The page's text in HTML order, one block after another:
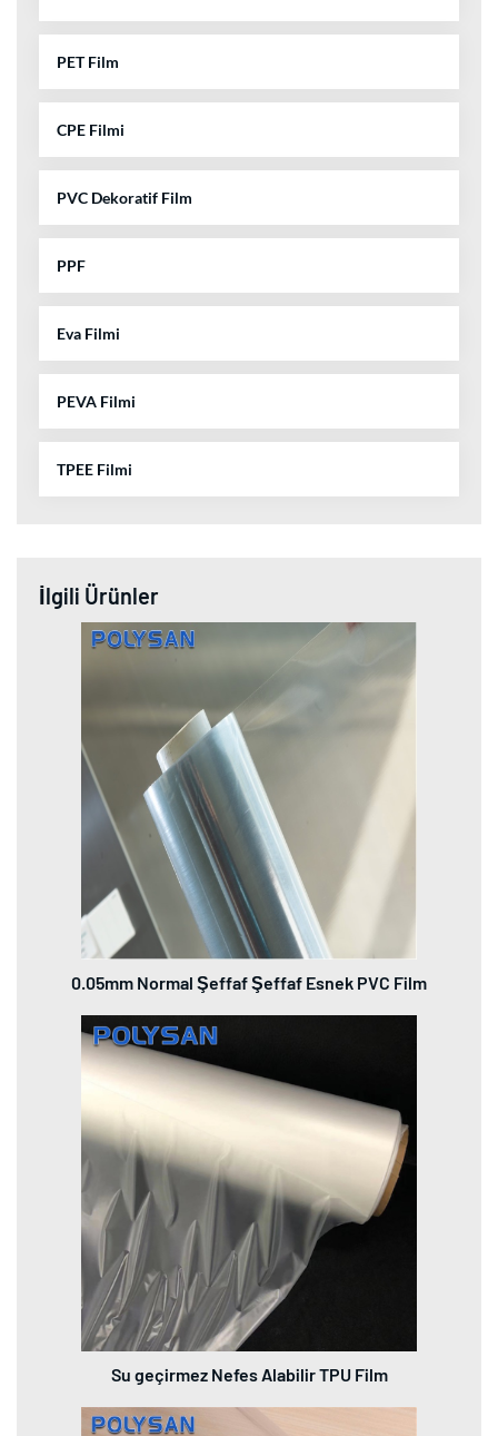
PET Film
CPE Filmi
PVC Dekoratif Film
PPF
Eva Filmi
PEVA Filmi
TPEE Filmi
İlgili Ürünler
0.05mm Normal Şeffaf Şeffaf Esnek PVC Film
Su geçirmez Nefes Alabilir TPU Film